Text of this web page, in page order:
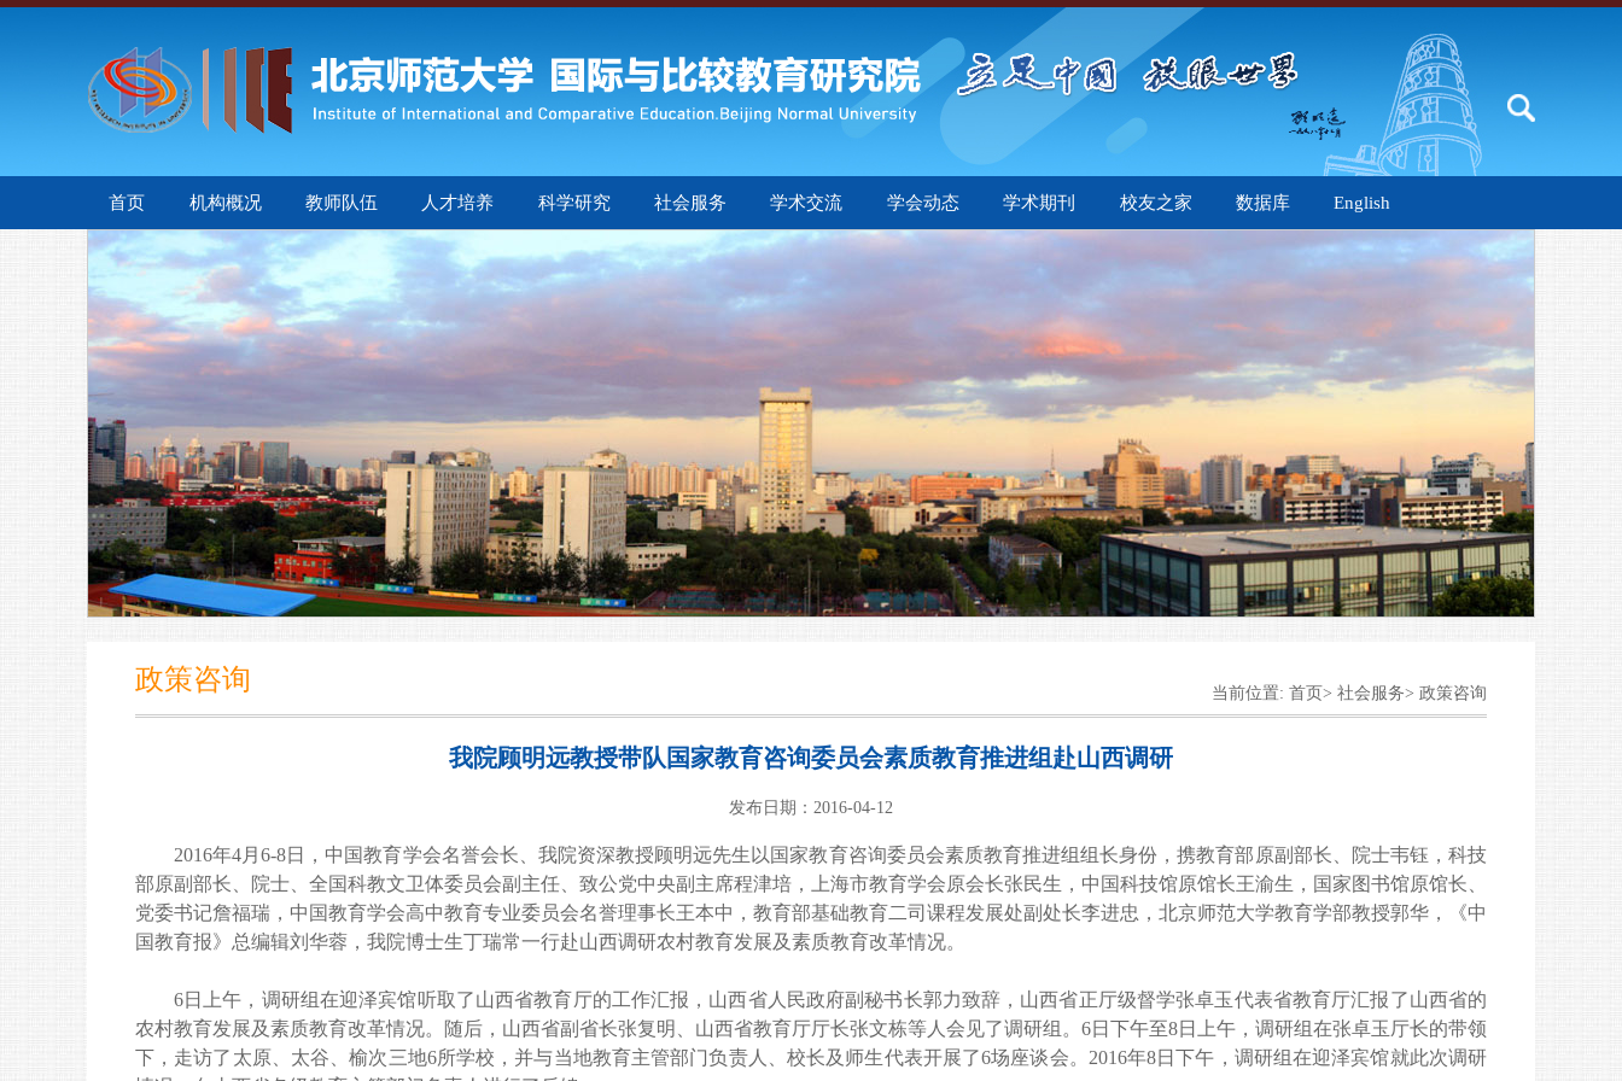
首页 机构概况 教师队伍 人才培养 科学研究 社会服务 学术交流 学会动态 学术期刊 校友之家 数据库 English
政策咨询 当前位置: 首页> 社会服务> 政策咨询
我院顾明远教授带队国家教育咨询委员会素质教育推进组赴山西调研
发布日期：2016-04-12
2016年4月6-8日，中国教育学会名誉会长、我院资深教授顾明远先生以国家教育咨询委员会素质教育推进组组长身份，携教育部原副部长、院士韦钰，科技
部原副部长、院士、全国科教文卫体委员会副主任、致公党中央副主席程津培，上海市教育学会原会长张民生，中国科技馆原馆长王渝生，国家图书馆原馆长、
党委书记詹福瑞，中国教育学会高中教育专业委员会名誉理事长王本中，教育部基础教育二司课程发展处副处长李进忠，北京师范大学教育学部教授郭华，《中
国教育报》总编辑刘华蓉，我院博士生丁瑞常一行赴山西调研农村教育发展及素质教育改革情况。
6日上午，调研组在迎泽宾馆听取了山西省教育厅的工作汇报，山西省人民政府副秘书长郭力致辞，山西省正厅级督学张卓玉代表省教育厅汇报了山西省的
农村教育发展及素质教育改革情况。随后，山西省副省长张复明、山西省教育厅厅长张文栋等人会见了调研组。 6日下午至8日上午，调研组在张卓玉厅长的带领
下，走访了太原、太谷、榆次三地6所学校，并与当地教育主管部门负责人、校长及师生代表开展了6场座谈会。 2016年8日下午，调研组在迎泽宾馆就此次调研